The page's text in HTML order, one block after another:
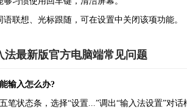
想、光标跟随，可在设置中关闭该项功能。
法最新版官方电脑端常见问题
输入怎么办?
状态条，选择“设置...”调出“输入法设置”对话